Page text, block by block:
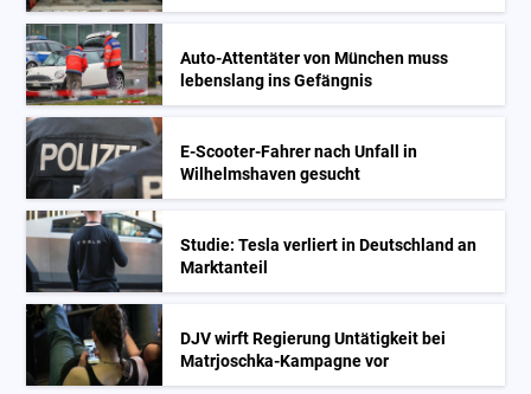
Auto-Attentäter von München muss
lebenslang ins Gefängnis
E-Scooter-Fahrer nach Unfall in
Wilhelmshaven gesucht
Studie: Tesla verliert in Deutschland an
Marktanteil
DJV wirft Regierung Untätigkeit bei
Matrjoschka-Kampagne vor